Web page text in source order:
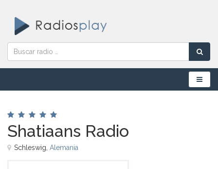
Menú
Shatiaans Radio
Schleswig, Alemania